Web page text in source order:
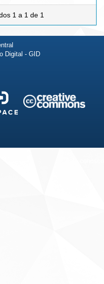
1 a 1 de 1
Digital - GID